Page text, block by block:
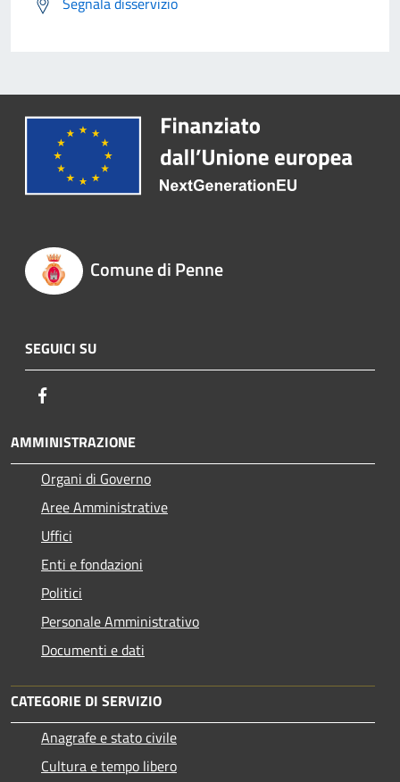
Comune di Penne
SEGUICI SU
AMMINISTRAZIONE
Organi di Governo
Aree Amministrative
Uffici
Enti e fondazioni
Politici
Personale Amministrativo
Documenti e dati
CATEGORIE DI SERVIZIO
Anagrafe e stato civile
Cultura e tempo libero